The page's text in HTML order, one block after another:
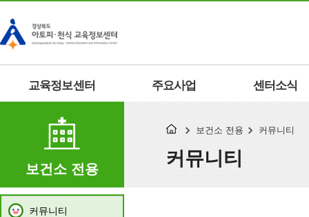
교육정보센터 주요사업 센터소식
보건소 전용
보건소 전용 커뮤니티
커뮤니티
커뮤니티